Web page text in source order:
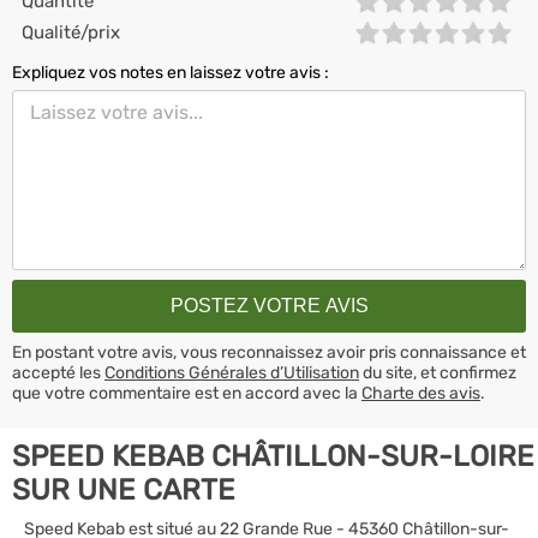
Qualité/prix
Expliquez vos notes en laissez votre avis :
En postant votre avis, vous reconnaissez avoir pris connaissance et
accepté lesConditions Générales d’Utilisationdu site, et confirmez
que votre commentaire est en accord avec la Charte des avis.
SPEED KEBAB CHÂTILLON-SUR-LOIRE
SUR UNE CARTE
Speed Kebab est situé au 22 Grande Rue - 45360 Châtillon-sur-